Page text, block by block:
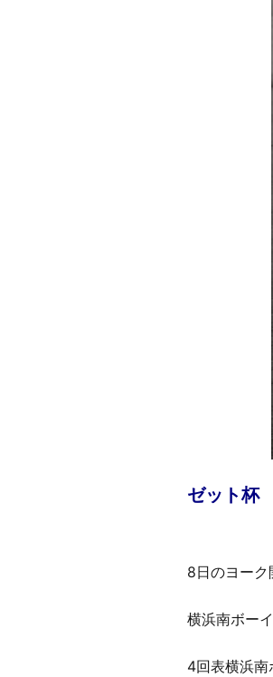
ゼット杯
8日のヨーク
横浜南ボー
4回表横浜南